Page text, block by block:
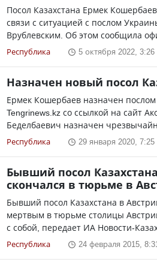
Посол Казахстана Ермек
связи с ситуацией с послом
Врублевским. Об этом сообщила
Республика 5 октября 2022, 3:26
Назначен новый посол
Ермек Кошербаев назначен
Tengrinews.kz со ссылкой на сайт
Беделбаевич назначен
Республика 29 января 2020, 7:25
Бывший посол
скончался в тюрьме в
Бывший посол Казахстана в
мертвым в тюрьме столицы
с собой, передает ИА Новости-
Республика 24 февраля 2015,